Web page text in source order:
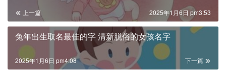
上一篇 2025年1月6日 pm3:53
兔年出生取名最佳的字 清新脱俗的女孩名字
下一篇
2025年1月6日 pm4:08